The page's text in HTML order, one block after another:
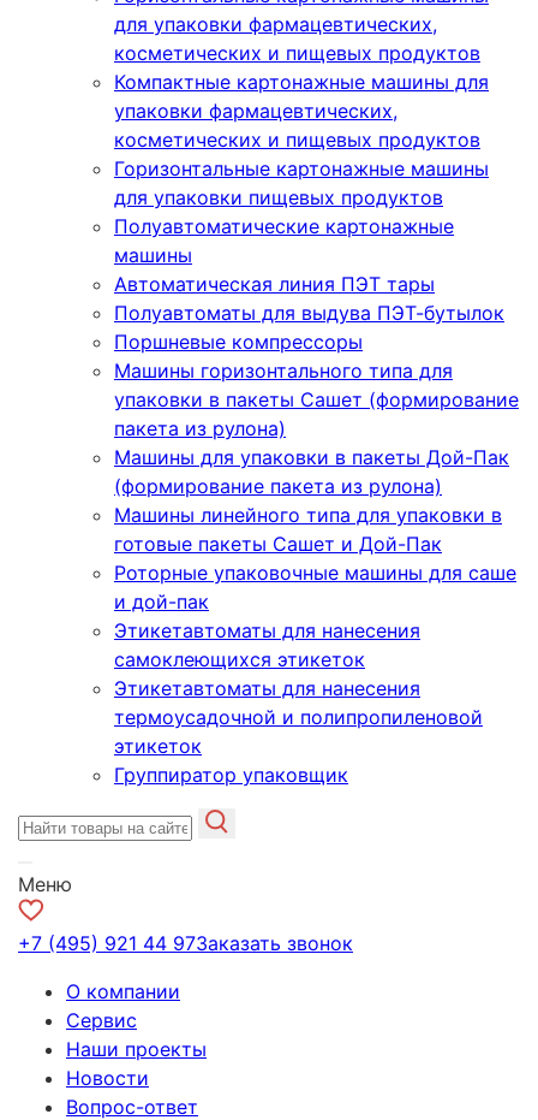
для упаковки фармацевтических,
косметических и пищевых продуктов
Компактные картонажные машины для
упаковки фармацевтических,
косметических и пищевых продуктов
Горизонтальные картонажные машины
для упаковки пищевых продуктов
Полуавтоматические картонажные
машины
Автоматическая линия ПЭТ тары
Полуавтоматы для выдува ПЭТ-бутылок
Поршневые компрессоры
Машины горизонтального типа для
упаковки в пакеты Сашет (формирование
пакета из рулона)
Машины для упаковки в пакеты Дой-Пак
(формирование пакета из рулона)
Машины линейного типа для упаковки в
готовые пакеты Сашет и Дой-Пак
Роторные упаковочные машины для саше
и дой-пак
Этикетавтоматы для нанесения
самоклеющихся этикеток
Этикетавтоматы для нанесения
термоусадочной и полипропиленовой
этикеток
Группиратор упаковщик
Меню
+7 (495) 921 44 97Заказать звонок
О компании
Сервис
Наши проекты
Новости
Вопрос-ответ